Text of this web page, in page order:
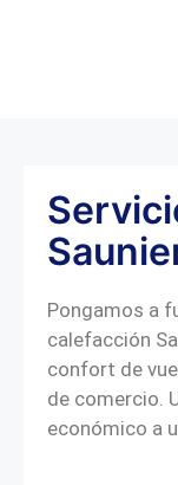
Pongamos a
calefacción
confort de
de comercio.
económico a